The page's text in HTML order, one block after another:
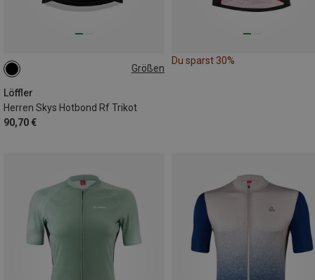
Größen
Löffler
Herren Skys Hotbond Rf Trikot
90,70 €
XS
Du sparst 30%